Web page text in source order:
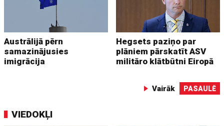
Austrālijā pērn
samazinājusies
imigrācija
Hegsets paziņo par
plāniem pārskatīt ASV
militāro klātbūtni Eiropā
Vairāk PASAULĒ
VIEDOKĻI